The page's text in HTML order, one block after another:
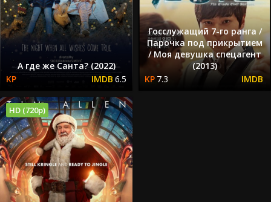
А где же Санта? (2022)
6.5
Госслужащий 7-го ранга /
Парочка под прикрытием
/ Моя девушка спецагент
(2013)
7.3
HD (720p)